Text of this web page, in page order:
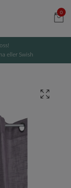
0
eller Swish